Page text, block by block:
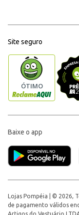
Site seguro
Baixe o app
Lojas Pompéia | © 2026,
de pagamento válidos